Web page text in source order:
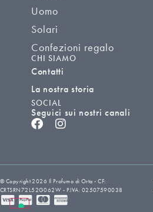
Uomo
Solari
Confezioni regalo
CHI SIAMO
Contatti
La nostra storia
SOCIAL
Seguici sui nostri canali
© Copyright 2026 Il Profumo di Orta - CF:
CRTSRN72L52G062W - P.IVA: 02507590038